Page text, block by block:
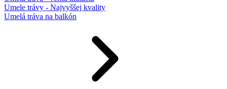
Umele trávy - Najvyššej kvality
Umelá tráva na balkón